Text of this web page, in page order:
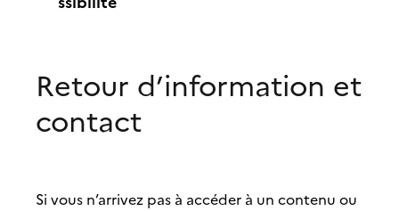
Retour d’information et
contact
Si vous n’arrivez pas à accéder à un contenu ou